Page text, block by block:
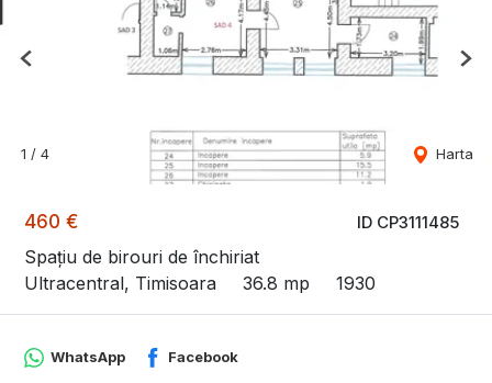
ID CP3111485
460 €
Spațiu de birouri de închiriat
Ultracentral, Timisoara
36.8 mp 1930
1 / 4 Harta
Previous
WhatsApp Facebook